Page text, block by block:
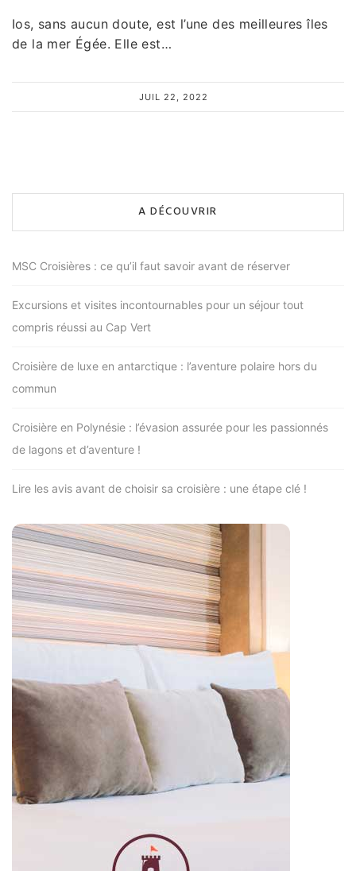
Ios, sans aucun doute, est l’une des meilleures îles
de la mer Égée. Elle est…
JUIL 22, 2022
A DÉCOUVRIR
MSC Croisières : ce qu’il faut savoir avant de réserver
Excursions et visites incontournables pour un séjour tout
compris réussi au Cap Vert
Croisière de luxe en antarctique : l’aventure polaire hors du
commun
Croisière en Polynésie : l’évasion assurée pour les passionnés
de lagons et d’aventure !
Lire les avis avant de choisir sa croisière : une étape clé !